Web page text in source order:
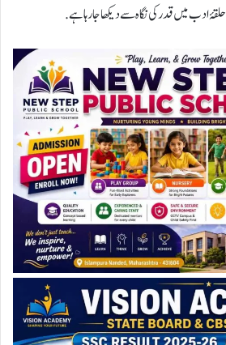
ادب میں قدر کی نگاہ سے دیکھا جا رہا ہے.